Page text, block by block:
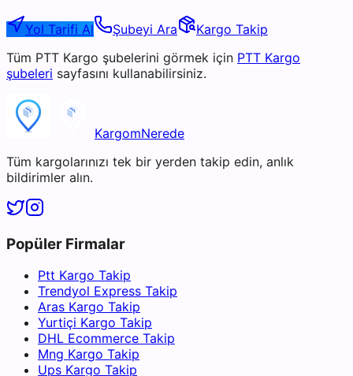
Yol Tarifi Al Şubeyi Ara
Kargo Takip
Tüm PTT Kargo şubelerini görmek için PTT Kargo
şubeleri sayfasını kullanabilirsiniz.
KargomNerede
Tüm kargolarınızı tek bir yerden takip edin, anlık
bildirimler alın.
Popüler Firmalar
Ptt Kargo Takip
Trendyol Express Takip
Aras Kargo Takip
Yurtiçi Kargo Takip
DHL Ecommerce Takip
Mng Kargo Takip
Ups Kargo Takip